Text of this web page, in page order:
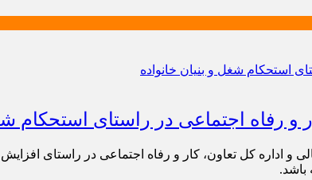
رفاه اجتماعی در راستای استحکام
و اداره کل تعاون، کار و رفاه اجتماعی در راستای
باشد.